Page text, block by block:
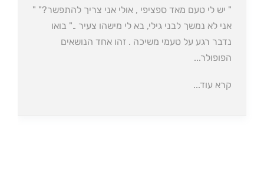
" יש לי טעם מאד ספציפי , אולי אני צריך להתפשר?" "
אני לא נמשך לבני גילי, בא לי מישהו צעיר .." בואו
נדבר רגע על טעמי משיכה . זהו אחד הנושאים
הפופולר...
קרא עוד...